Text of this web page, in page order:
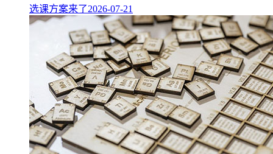
选课方案来了2026-07-21